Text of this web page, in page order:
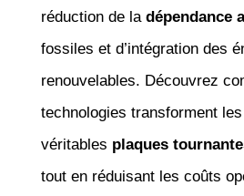
réduction de la dépendance
fossiles et d’intégration des
renouvelables. Découvrez
technologies transforment
véritables plaques
tout en réduisant les coûts